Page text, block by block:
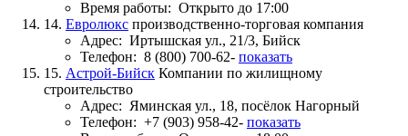
Время работы: Открыто до 17:00
14. Евролюкс производственно-торговая компания
Адрес: Иртышская ул., 21/3, Бийск
Телефон: 8 (800) 700-62- показать
15. Астрой-Бийск Компании по жилищному
строительство
Адрес: Яминская ул., 18, посёлок Нагорный
Телефон: +7 (903) 958-42- показать